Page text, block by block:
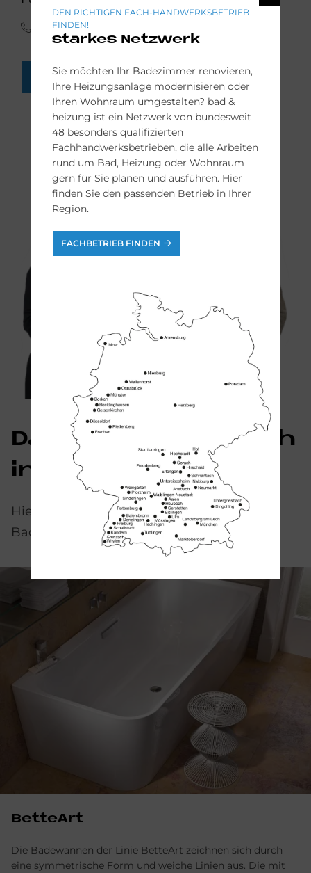
(0341) 30 85 45 65
FACH-HANDWERKER FINDEN
Das könn­te Sie auch
in­ter­es­sie­ren
Hier sehen Sie weitere hochwertige
Badewannen von Bette:
BetteArt
Die Badewannen der Linie BetteArt zeichnen sich durch
eine symmetrische Form und weiche Linien aus. Die mit
DEN RICHTIGEN FACH-HANDWERKSBETRIEB
FINDEN!
starkes Netzwerk
Sie möchten Ihr Badezimmer renovieren,
Ihre Heizungsanlage modernisieren oder
Ihren Wohnraum umgestalten? bad &
heizung ist ein Netzwerk von bundesweit
48 besonders qualifizierten
Fachhandwerksbetrieben, die alle Arbeiten
rund um Bad, Heizung oder Wohnraum
gern für Sie planen und ausführen. Hier
finden Sie den passenden Betrieb in Ihrer
Region.
FACHBETRIEB FINDEN